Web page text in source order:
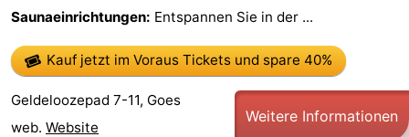
Praktisch
Forum
Route
Saunaeinrichtungen: Entspannen Sie in der ...
Kauf jetzt im Voraus Tickets und spare 40%
Geldeloozepad 7-11, Goes
web. Website
Weitere Informationen